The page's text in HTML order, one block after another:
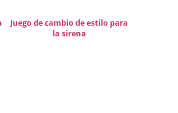
Juego de cambio de estilo para
la sirena